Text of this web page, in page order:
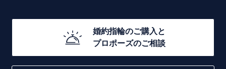
20万円台～
10万円台～
婚約指輪のご購入と
プロポーズのご相談